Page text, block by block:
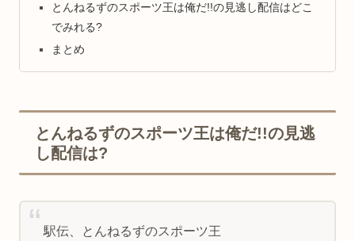
とんねるずのスポーツ王は俺だ!!の見逃し配信はどこ
でみれる?
まとめ
とんねるずのスポーツ王は俺だ!!の見逃
し配信は?
駅伝、とんねるずのスポーツ王